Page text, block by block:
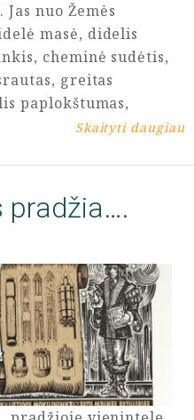
nuo Žemės
masė, didelis
cheminė sudėtis,
greitas
paplokštumas,
Skaityti daugiau
pradžia….